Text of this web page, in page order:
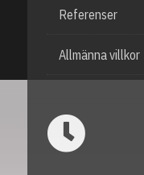
Referenser
Allmänna villkor